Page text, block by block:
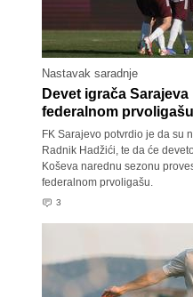
Nastavak saradnje
Devet igrača
federalnom prvoligašu
FK Sarajevo potvrdio je da su
Radnik Hadžići, te da će
Koševa narednu sezonu
federalnom prvoligašu.
3